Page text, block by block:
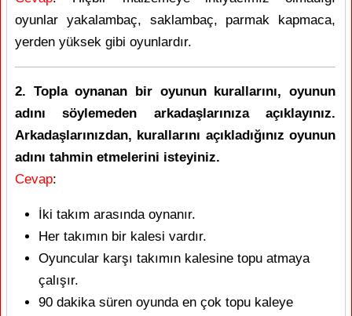
oyunlar yakalambaç, saklambaç, parmak kapmaca,
yerden yüksek gibi oyunlardır.
2. Topla oynanan bir oyunun kurallarını, oyunun
adını söylemeden arkadaşlarınıza açıklayınız.
Arkadaşlarınızdan, kurallarını açıkladığınız oyunun
adını tahmin etmelerini isteyiniz.
Cevap:
İki takım arasında oynanır.
Her takımın bir kalesi vardır.
Oyuncular karşı takımın kalesine topu atmaya
çalışır.
90 dakika süren oyunda en çok topu kaleye